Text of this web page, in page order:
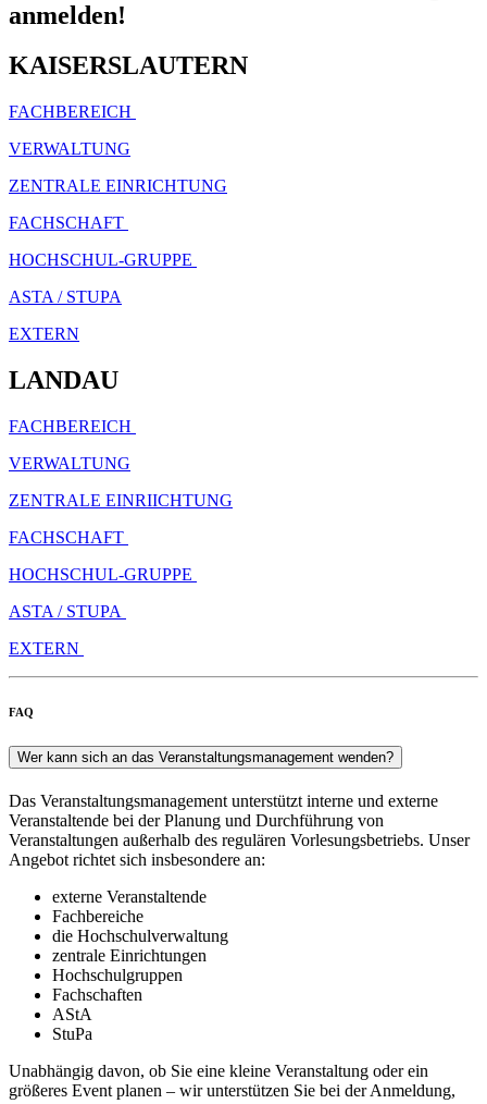
anmelden!
KAISERSLAUTERN
FACHBEREICH
VERWALTUNG
ZENTRALE EINRICHTUNG
FACHSCHAFT
HOCHSCHUL-GRUPPE
ASTA / STUPA
EXTERN
LANDAU
FACHBEREICH
VERWALTUNG
ZENTRALE EINRIICHTUNG
FACHSCHAFT
HOCHSCHUL-GRUPPE
ASTA / STUPA
EXTERN
FAQ
Wer kann sich an das Veranstaltungsmanagement wenden?
Das Veranstaltungsmanagement unterstützt interne und externe
Veranstaltende bei der Planung und Durchführung von
Veranstaltungen außerhalb des regulären Vorlesungsbetriebs. Unser
Angebot richtet sich insbesondere an:
externe Veranstaltende
Fachbereiche
die Hochschulverwaltung
zentrale Einrichtungen
Hochschulgruppen
Fachschaften
AStA
StuPa
Unabhängig davon, ob Sie eine kleine Veranstaltung oder ein
größeres Event planen – wir unterstützen Sie bei der Anmeldung,